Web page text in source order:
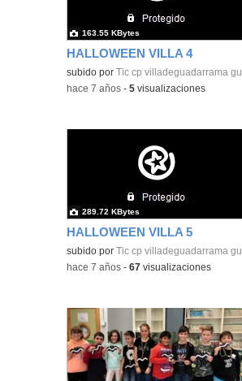
HALLOWEEN VILLA 4
subido porTic cp villadeguadarrama
163.55 KBytes
-hace 7 años -5 visualizaciones
HALLOWEEN VILLA 5
subido porTic cp villadeguadarrama
289.72 KBytes
-hace 7 años -67 visualizaciones